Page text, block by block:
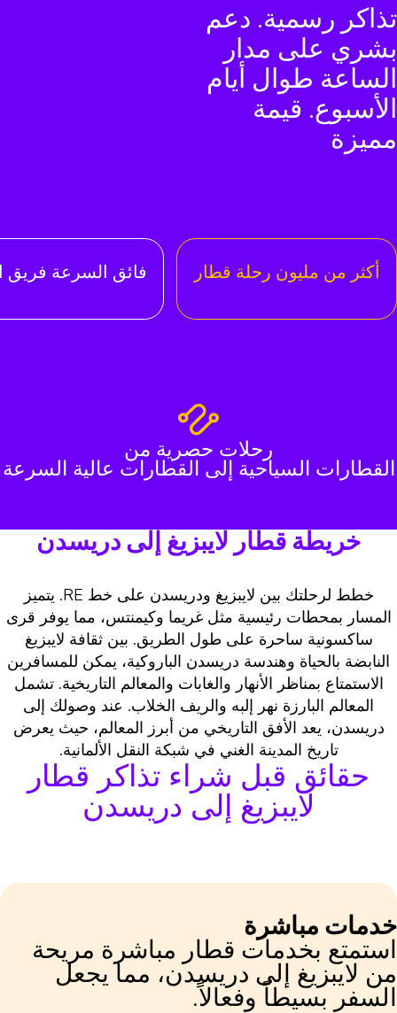
رسمية. دعم
على مدار
طوال أيام
قيمة
أكثر من مليون رحلة قطار فائق السرعة فريق
رحلات حصرية من
القطارات السياحية إلى القطارات عالية السرعة
خريطة قطار لايبزيغ إلى دريسدن
خطط لرحلتك بين لايبزيغ ودريسدن على خط RE. يتميز
المسار بمحطات رئيسية مثل غريما وكيمنتس، مما يوفر قرى
ساكسونية ساحرة على طول الطريق. بين ثقافة لايبزيغ
النابضة بالحياة وهندسة دريسدن الباروكية، يمكن للمسافرين
الاستمتاع بمناظر الأنهار والغابات والمعالم التاريخية. تشمل
المعالم البارزة نهر إلبه والريف الخلاب. عند وصولك إلى
دريسدن، يعد الأفق التاريخي من أبرز المعالم، حيث يعرض
تاريخ المدينة الغني في شبكة النقل الألمانية.
حقائق قبل شراء تذاكر قطار
لايبزيغ إلى دريسدن
مباشرة
بخدمات قطار مباشرة مريحة
لايبزيغ إلى دريسدن، مما يجعل
بسيطاً وفعالاً.